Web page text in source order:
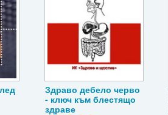
Здраво дебело черво
- ключ към блестящо
здраве